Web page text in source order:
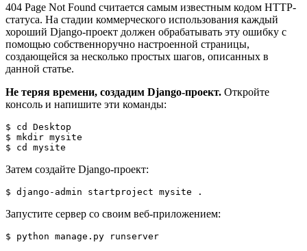
404 Page Not Found считается самым известным кодом HTTP-
статуса. На стадии коммерческого использования каждый
хороший Django-проект должен обрабатывать эту ошибку с
помощью собственноручно настроенной страницы,
создающейся за несколько простых шагов, описанных в
данной статье.
Не теряя времени, создадим Django-проект. Откройте
консоль и напишите эти команды:
$ cd Desktop
$ mkdir mysite
$ cd mysite
Затем создайте Django-проект:
$ django-admin startproject mysite .
Запустите сервер со своим веб-приложением:
$ python manage.py runserver